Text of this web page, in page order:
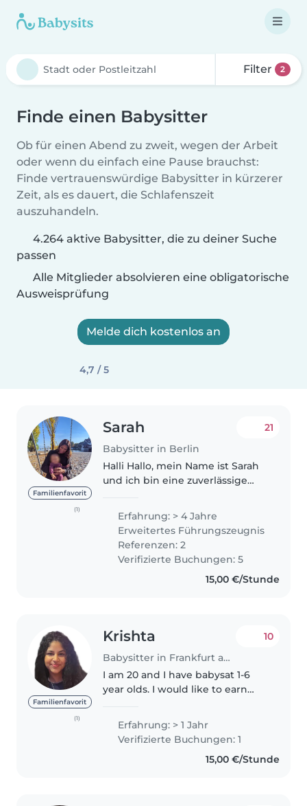
Filter 2
Finde einen Babysitter
Ob für einen Abend zu zweit, wegen der Arbeit
oder wenn du einfach eine Pause brauchst:
Finde vertrauenswürdige Babysitter in kürzerer
Zeit, als es dauert, die Schlafenszeit
auszuhandeln.
4.264 aktive Babysitter, die zu deiner Suche
passen
Alle Mitglieder absolvieren eine obligatorische
Ausweisprüfung
Melde dich kostenlos an
4,7 / 5
Familienfavorit
(1)
Sarah
Babysitter in Berlin
21
Halli Hallo, mein Name ist Sarah
und ich bin eine zuverlässige
die mit ganzem Herzen dafür
sorgt, dass Kinder nicht nur
sicher sind, sondern auch eine..
Erfahrung: > 4 Jahre
Erweitertes Führungszeugnis
Referenzen: 2
Verifizierte Buchungen: 5
15,00 €/Stunde
Familienfavorit
(1)
Krishta
Babysitter in Frankfurt am Main
10
I am 20 and I have babysat 1-6
year olds. I would like to earn
Germany for university. I can
help with homework, keeping..
Erfahrung: > 1 Jahr
Verifizierte Buchungen: 1
15,00 €/Stunde